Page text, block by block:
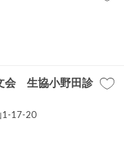
会 生協小野田診
1-17-20